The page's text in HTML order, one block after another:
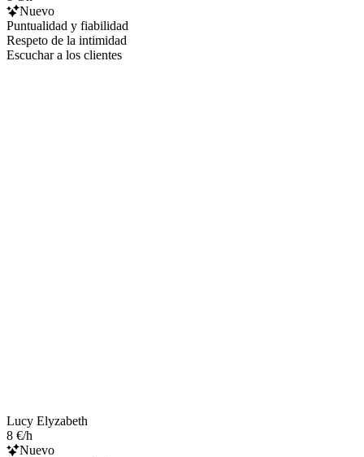
Nuevo
Puntualidad y fiabilidad
Respeto de la intimidad
Escuchar a los clientes
Lucy Elyzabeth
8 €/h
Nuevo